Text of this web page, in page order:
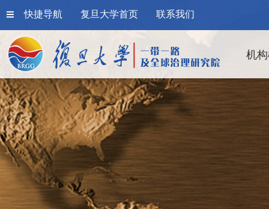
快捷导航 复旦大学首页 联系我们
机